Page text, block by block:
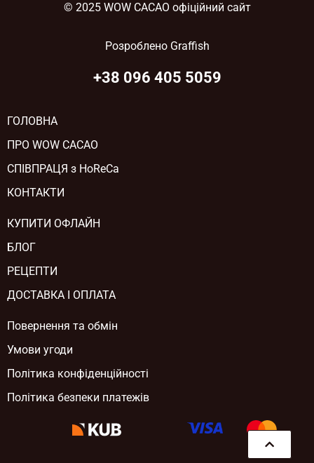
© 2025 WOW CACAO офіційний сайт
Розроблено Graffish
+38 096 405 5059
ГОЛОВНА
ПРО WOW CACAO
СПІВПРАЦЯ з HoReCa
КОНТАКТИ
КУПИТИ ОФЛАЙН
БЛОГ
РЕЦЕПТИ
ДОСТАВКА І ОПЛАТА
Повернення та обмін
Умови угоди
Політика конфіденційності
Політика безпеки платежів